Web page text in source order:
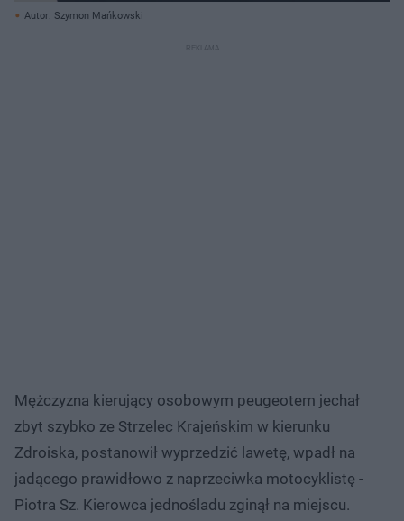
Autor: Szymon Mańkowski
Mężczyzna kierujący osobowym peugeotem jechał
zbyt szybko ze Strzelec Krajeńskim w kierunku
Zdroiska, postanowił wyprzedzić lawetę, wpadł na
jadącego prawidłowo z naprzeciwka motocyklistę -
Piotra Sz. Kierowca jednośladu zginął na miejscu.